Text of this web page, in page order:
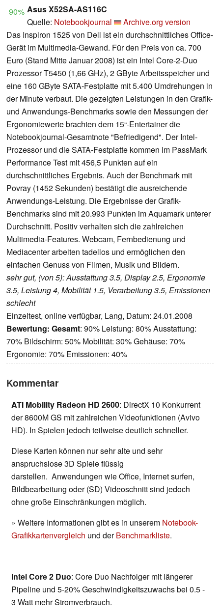
90% Asus X52SA-AS116C
Quelle: Notebookjournal
Archive.org version
Das Inspiron 1525 von Dell ist ein durchschnittliches Office-
Gerät im Multimedia-Gewand. Für den Preis von ca. 700
Euro (Stand Mitte Januar 2008) ist ein Intel Core-2-Duo
Prozessor T5450 (1,66 GHz), 2 GByte Arbeitsspeicher und
eine 160 GByte SATA-Festplatte mit 5.400 Umdrehungen in
der Minute verbaut. Die gezeigten Leistungen in den Grafik-
und Anwendungs-Benchmarks sowie den Messungen der
Ergonomiewerte brachten dem 15“-Entertainer die
Notebookjournal-Gesamtnote "Befriedigend". Der Intel-
Prozessor und die SATA-Festplatte kommen im PassMark
Performance Test mit 456,5 Punkten auf ein
durchschnittliches Ergebnis. Auch der Benchmark mit
Povray (1452 Sekunden) bestätigt die ausreichende
Anwendungs-Leistung. Die Ergebnisse der Grafik-
Benchmarks sind mit 20.993 Punkten im Aquamark unterer
Durchschnitt. Positiv verhalten sich die zahlreichen
Multimedia-Features. Webcam, Fernbedienung und
Mediacenter arbeiten tadellos und ermöglichen den
einfachen Genuss von Filmen, Musik und Bildern.
sehr gut, (von 5): Ausstattung 3.5, Display 2.5, Ergonomie
3.5, Leistung 4, Mobilität 1.5, Verarbeitung 3.5, Emissionen
schlecht
Einzeltest, online verfügbar, Lang, Datum: 24.01.2008
Bewertung: Gesamt: 90% Leistung: 80% Ausstattung:
70% Bildschirm: 50% Mobilität: 30% Gehäuse: 70%
Ergonomie: 70% Emissionen: 40%
Kommentar
ATI Mobility Radeon HD 2600: DirectX 10 Konkurrent
der 8600M GS mit zahlreichen Videofunktionen (Avivo
HD). In Spielen jedoch teilweise deutlich schneller.
Diese Karten können nur sehr alte und sehr
anspruchslose 3D Spiele flüssig
darstellen. Anwendungen wie Office, Internet surfen,
Bildbearbeitung oder (SD) Videoschnitt sind jedoch
ohne große Einschränkungen möglich.
» Weitere Informationen gibt es in unserem Notebook-
Grafikkartenvergleich und derBenchmarkliste.
Intel Core 2 Duo: Core Duo Nachfolger mit längerer
Pipeline und 5-20% Geschwindigkeitszuwachs bei 0.5 -
3 Watt mehr Stromverbrauch.